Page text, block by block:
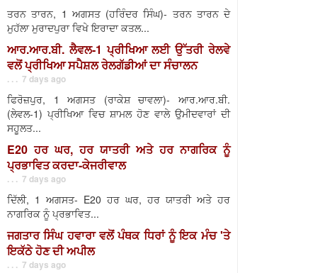
ਤਰਨ ਤਾਰਨ, 1 ਅਗਸਤ (ਹਰਿੰਦਰ ਸਿੰਘ)- ਤਰਨ ਤਾਰਨ ਦੇ
ਮੁਹੱਲਾ ਮੁਰਾਦਪੁਰਾ ਵਿਖੇ ਇਰਾਦਾ ਕਤਲ...
ਆਰ.ਆਰ.ਬੀ. ਲੈਵਲ-1 ਪ੍ਰੀਖਿਆ ਲਈ ਉੱਤਰੀ ਰੇਲਵੇ
ਵਲੋਂ ਪ੍ਰੀਖਿਆ ਸਪੈਸ਼ਲ ਰੇਲਗੱਡੀਆਂ ਦਾ ਸੰਚਾਲਨ
. . . 7 days ago
ਫਿਰੋਜ਼ਪੁਰ, 1 ਅਗਸਤ (ਰਾਕੇਸ਼ ਚਾਵਲਾ)- ਆਰ.ਆਰ.ਬੀ.
(ਲੇਵਲ-1) ਪ੍ਰੀਖਿਆ ਵਿਚ ਸ਼ਾਮਲ ਹੋਣ ਵਾਲੇ ਉਮੀਦਵਾਰਾਂ ਦੀ
ਸਹੂਲਤ...
E20 ਹਰ ਘਰ, ਹਰ ਯਾਤਰੀ ਅਤੇ ਹਰ ਨਾਗਰਿਕ ਨੂੰ
ਪ੍ਰਭਾਵਿਤ ਕਰਦਾ-ਕੇਜਰੀਵਾਲ
. . . 7 days ago
ਦਿੱਲੀ, 1 ਅਗਸਤ- E20 ਹਰ ਘਰ, ਹਰ ਯਾਤਰੀ ਅਤੇ ਹਰ
ਨਾਗਰਿਕ ਨੂੰ ਪ੍ਰਭਾਵਿਤ...
ਜਗਤਾਰ ਸਿੰਘ ਹਵਾਰਾ ਵਲੋਂ ਪੰਥਕ ਧਿਰਾਂ ਨੂੰ ਇਕ ਮੰਚ 'ਤੇ
ਇਕੱਠੇ ਹੋਣ ਦੀ ਅਪੀਲ
. . . 7 days ago